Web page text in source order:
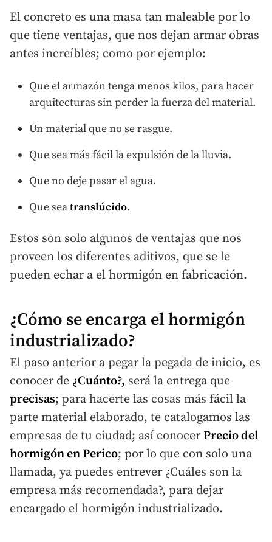
El concreto es una masa tan maleable por lo
que tiene ventajas, que nos dejan armar obras
antes increíbles; como por ejemplo:
Que el armazón tenga menos kilos, para hacer
arquitecturas sin perder la fuerza del material.
Un material que no se rasgue.
Que sea más fácil la expulsión de la lluvia.
Que no deje pasar el agua.
Que seatranslúcido.
Estos son solo algunos de ventajas que nos
proveen los diferentes aditivos, que se le
pueden echar a el hormigón en fabricación.
¿Cómo se encarga el hormigón
industrializado?
El paso anterior a pegar la pegada de inicio, es
conocer de ¿Cuánto?, será la entrega que
precisas; para hacerte las cosas más fácil la
parte material elaborado, te catalogamos las
empresas de tu ciudad; así conocerPrecio del
hormigón en Perico; por lo que con solo una
llamada, ya puedes entrever ¿Cuáles son la
empresa más recomendada?, para dejar
encargado el hormigón industrializado.